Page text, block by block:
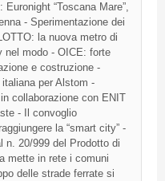
“Toscana Mare”,
- Sperimentazione dei
la nuova metro di
nel modo - OICE: forte
e costruzione -
per Alstom -
collaborazione con ENIT
- Il convoglio
la “smart city” -
n. 20/999 del Prodotto di
mette in rete i comuni
delle strade ferrate si